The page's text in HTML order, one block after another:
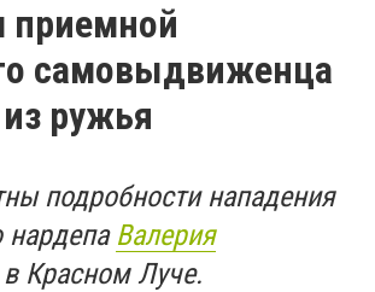
приемной
самовыдвиженца
ружья
подробности нападения
Валерия
Красном Луче.